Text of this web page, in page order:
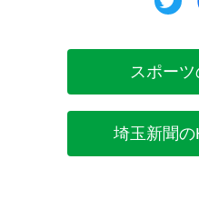
スポー
埼玉新聞